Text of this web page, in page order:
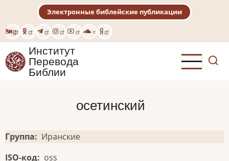
основному
содержанию
Eng
Электронные библейские публикации
Институт
Перевода
Библии
осетинский
Группа
Иранские
ISO-код
oss